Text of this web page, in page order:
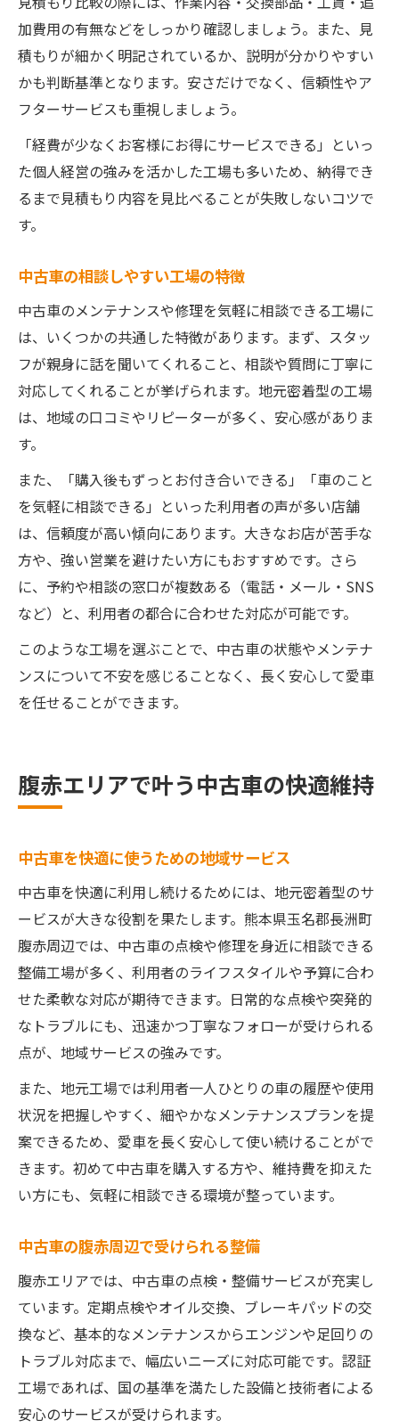
加費用の有無などをしっかり確認しましょう。また、見
積もりが細かく明記されているか、説明が分かりやすい
かも判断基準となります。安さだけでなく、信頼性やア
フターサービスも重視しましょう。
「経費が少なくお客様にお得にサービスできる」といっ
た個人経営の強みを活かした工場も多いため、納得でき
るまで見積もり内容を見比べることが失敗しないコツで
す。
中古車の相談しやすい工場の特徴
中古車のメンテナンスや修理を気軽に相談できる工場に
は、いくつかの共通した特徴があります。まず、スタッ
フが親身に話を聞いてくれること、相談や質問に丁寧に
対応してくれることが挙げられます。地元密着型の工場
は、地域の口コミやリピーターが多く、安心感がありま
す。
また、「購入後もずっとお付き合いできる」「車のこと
を気軽に相談できる」といった利用者の声が多い店舗
は、信頼度が高い傾向にあります。大きなお店が苦手な
方や、強い営業を避けたい方にもおすすめです。さら
に、予約や相談の窓口が複数ある（電話・メール・SNS
など）と、利用者の都合に合わせた対応が可能です。
このような工場を選ぶことで、中古車の状態やメンテナ
ンスについて不安を感じることなく、長く安心して愛車
を任せることができます。
腹赤エリアで叶う中古車の快適維持
中古車を快適に使うための地域サービス
中古車を快適に利用し続けるためには、地元密着型のサ
ービスが大きな役割を果たします。熊本県玉名郡長洲町
腹赤周辺では、中古車の点検や修理を身近に相談できる
整備工場が多く、利用者のライフスタイルや予算に合わ
せた柔軟な対応が期待できます。日常的な点検や突発的
なトラブルにも、迅速かつ丁寧なフォローが受けられる
点が、地域サービスの強みです。
また、地元工場では利用者一人ひとりの車の履歴や使用
状況を把握しやすく、細やかなメンテナンスプランを提
案できるため、愛車を長く安心して使い続けることがで
きます。初めて中古車を購入する方や、維持費を抑えた
い方にも、気軽に相談できる環境が整っています。
中古車の腹赤周辺で受けられる整備
腹赤エリアでは、中古車の点検・整備サービスが充実し
ています。定期点検やオイル交換、ブレーキパッドの交
換など、基本的なメンテナンスからエンジンや足回りの
トラブル対応まで、幅広いニーズに対応可能です。認証
工場であれば、国の基準を満たした設備と技術者による
安心のサービスが受けられます。